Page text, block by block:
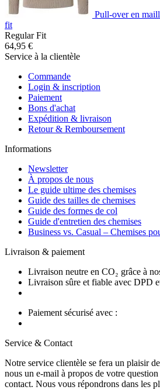
Pull-over en
fit
Regular Fit
64,95 €
Service à la clientèle
Commande
Login & inscription
Paiement
Bons d'achat
Expédition & livraison
Retour & Remboursement
Informations
Newsletter
À propos de nous
Le guide ultime des chemises
Guide des tailles de chemises
Guide des formes de col
Guide d'entretien des chemises
Business vs. Casual – Chemises
Livraison & paiement
Livraison neutre en CO₂ grâce à
Livraison sûre et fiable avec DPD
Paiement sécurisé avec :
Service & Contact
Notre service clientèle se fera un plaisir
nous un e-mail à propos de votre
contact. Nous vous répondrons dans les